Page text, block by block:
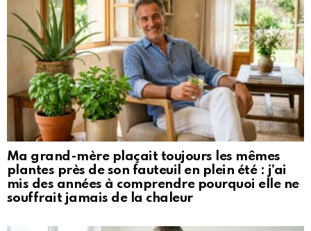
Ma grand-mère plaçait toujours les mêmes
plantes près de son fauteuil en plein été : j’ai
mis des années à comprendre pourquoi elle ne
souffrait jamais de la chaleur